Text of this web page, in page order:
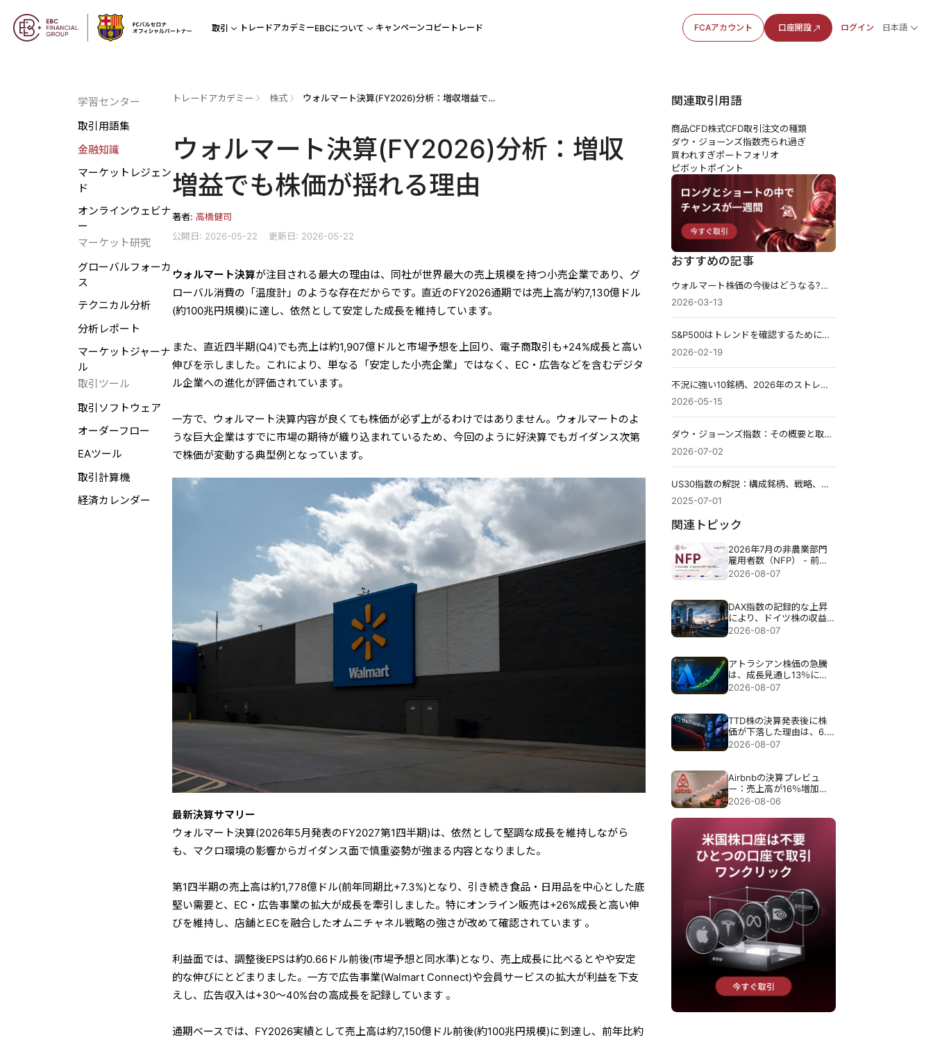
取引 トレードアカデミーEBCについて キャンペーンコピートレード FCAアカウント 口座開設 ログイン 日本語
学習センター
取引用語集
金融知識
マーケットレジェン
ド
オンラインウェビナ
ー
マーケット研究
グローバルフォーカ
ス
テクニカル分析
分析レポート
マーケットジャーナ
ル
取引ツール
取引ソフトウェア
オーダーフロー
EAツール
取引計算機
経済カレンダー
トレードアカデミー 株式 ウォルマート決算(FY2026)分析：増収増益でも株価が揺れる理由
ウォルマート決算(FY2026)分析：増収
増益でも株価が揺れる理由
著者: 高橋健司
公開日: 2026-05-22
更新日: 2026-05-22
ウォルマート決算が注目される最大の理由は、同社が世界最大の売上規模を持つ小売企業であり、グ
ローバル消費の「温度計」のような存在だからです。直近のFY2026通期では売上高が約7,130億ドル
(約100兆円規模)に達し、依然として安定した成長を維持しています。
また、直近四半期(Q4)でも売上は約1,907億ドルと市場予想を上回り、電子商取引も+24%成長と高い
伸びを示しました。これにより、単なる「安定した小売企業」ではなく、EC・広告などを含むデジタ
ル企業への進化が評価されています。
一方で、ウォルマート決算内容が良くても株価が必ず上がるわけではありません。ウォルマートのよ
うな巨大企業はすでに市場の期待が織り込まれているため、今回のように好決算でもガイダンス次第
で株価が変動する典型例となっています。
最新決算サマリー
ウォルマート決算(2026年5月発表のFY2027第1四半期)は、依然として堅調な成長を維持しながら
も、マクロ環境の影響からガイダンス面で慎重姿勢が強まる内容となりました。
第1四半期の売上高は約1,778億ドル(前年同期比+7.3%)となり、引き続き食品・日用品を中心とした底
堅い需要と、EC・広告事業の拡大が成長を牽引しました。特にオンライン販売は+26%成長と高い伸
びを維持し、店舗とECを融合したオムニチャネル戦略の強さが改めて確認されています 。
利益面では、調整後EPSは約0.66ドル前後(市場予想と同水準)となり、売上成長に比べるとやや安定
的な伸びにとどまりました。一方で広告事業(Walmart Connect)や会員サービスの拡大が利益を下支
えし、広告収入は+30〜40%台の高成長を記録しています 。
通期ベースでは、FY2026実績として売上高は約7,150億ドル前後(約100兆円規模)に到達し、前年比約
関連取引用語
商品CFD株式CFD取引注文の種類
ダウ・ジョーンズ指数売られ過ぎ
買われすぎポートフォリオ
ピボットポイント
おすすめの記事
ウォルマート株価の今後はどうなる?最新業績とアナリスト予想から将来性を徹底分析
2026-03-13
S&P500はトレンドを確認するために決算発表を待っている
2026-02-19
不況に強い10銘柄、2026年のストレステストに合格したもの
2026-05-15
ダウ・ジョーンズ指数：その概要と取引方法
2026-07-02
US30指数の解説：構成銘柄、戦略、取引方法
2025-07-01
関連トピック
2026年7月の非農業部門
雇用者数（NFP） - 前
回：5万7千人 予測：8万
2026-08-07
DAX指数の記録的な上昇
により、ドイツ株の収益
目標が引き上げられる
2026-08-07
アトラシアン株価の急騰
は、成長見通し13％にも
かかわらず35％急騰し
2026-08-07
TTD株の決算発表後に株
価が下落した理由は、6.5
億ドル売上見通しで30％
2026-08-07
Airbnbの決算プレビュ
ー：売上高が16％増加し
ても、Airbnbの株価が下
2026-08-06